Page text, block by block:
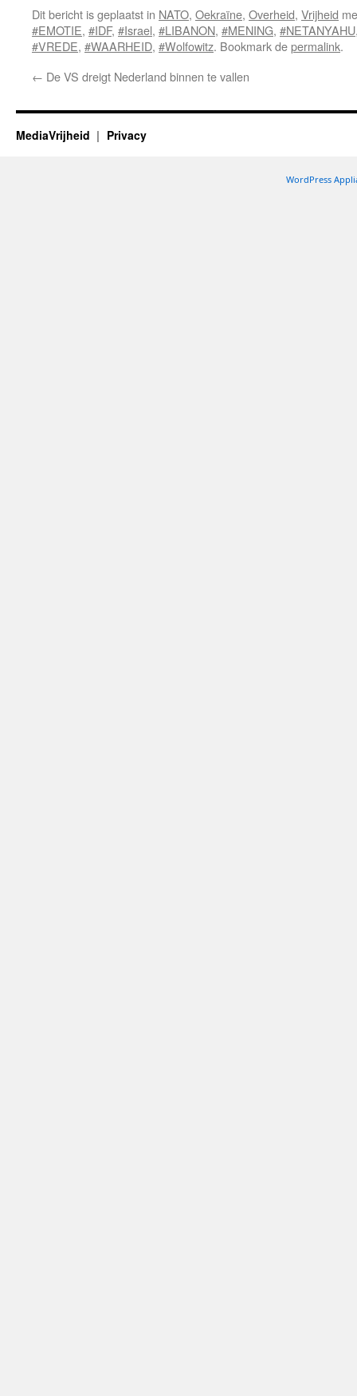
Dit bericht is geplaatst in NATO, Oekraïne, Overheid, Vrijheid
#EMOTIE, #IDF, #Israel, #LIBANON, #MENING, #NETANYAHU
#VREDE, #WAARHEID, #Wolfowitz. Bookmark depermalink.
← De VS dreigt Nederland binnen te vallen
MediaVrijheid Privacy
WordPress